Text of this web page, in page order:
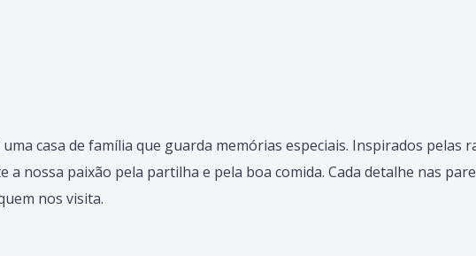
casa de família que guarda memórias especiais. Inspirados pelas
nossa paixão pela partilha e pela boa comida. Cada detalhe nas
nos visita.